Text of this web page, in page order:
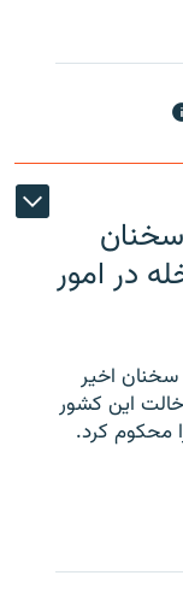
در امور
سخنان اخیر
این کشور
محکوم کرد.